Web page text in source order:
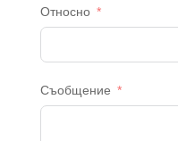
Относно
Съобщение